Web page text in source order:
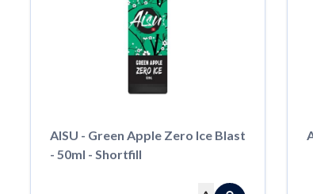
AISU - Green Apple Zero Ice Blast
- 50ml - Shortfill